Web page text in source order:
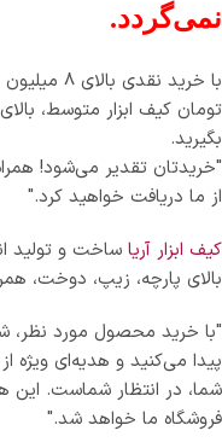
نمی‌گردد.
بگیرید.
"خریدتان تقدیر می‌شود!
از ما دریافت خواهید کرد."
کیف ابزار آریا ساخت و تولید
بالای پارچه، زیپ، دوخت،
"با خرید محصول مورد نظر،
پیدا می‌کنید و هدیه‌ای ویژه
شما، در انتظار شماست. این
فروشگاه ما خواهد شد."